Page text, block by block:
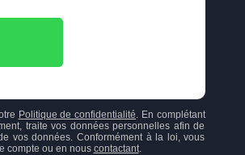
Politique de confidentialité. En complétant
traite vos données personnelles afin de
vos données. Conformément à la loi, vous
compte ou en nous contactant.